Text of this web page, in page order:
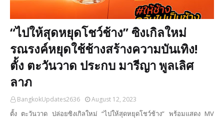
“ไปให้สุดหยุดโชว์ช้าง” ซิงเกิลใหม่
รณรงค์หยุดใช้ช้างสร้างความบันเทิง!
ตั้ง ตะวันวาด ประกบ มารีญา พูลเลิศ
ลาภ
BangkokUpdates2636 August 12, 2023
ตั้ง ตะวันวาด ปล่อยซิงเกิลใหม่ “ไปให้สุดหยุดโชว์ช้าง” พร้อมแสดง MV